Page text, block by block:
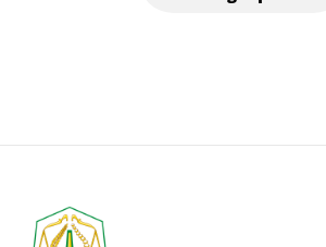
makam ini, menunjukkan
tersebut.